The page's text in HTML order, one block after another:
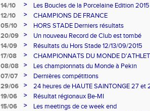
14/10
>
Les Boucles de la Porcelaine Edition
omniprèsent.
12/10 >
CHAMPIONS DE FRANCE
05/10
>
HORS STADE Derniers résultats
20/09
>
Un nouveau Record de Club est tombé
14/09
>
Résultats du Hors Stade 12/13/09/2015
17/08
>
CHAMPIONNATS DU MONDE
08/08
>
Les championnats du Monde à Pekin
07/07
>
Dernières compétitions
29/06
>
24 heures de HAUTE SAINTONGE 27 et
19/06
>
Résultat régionaux Be-MI
15/06
>
Les meetings de ce week end